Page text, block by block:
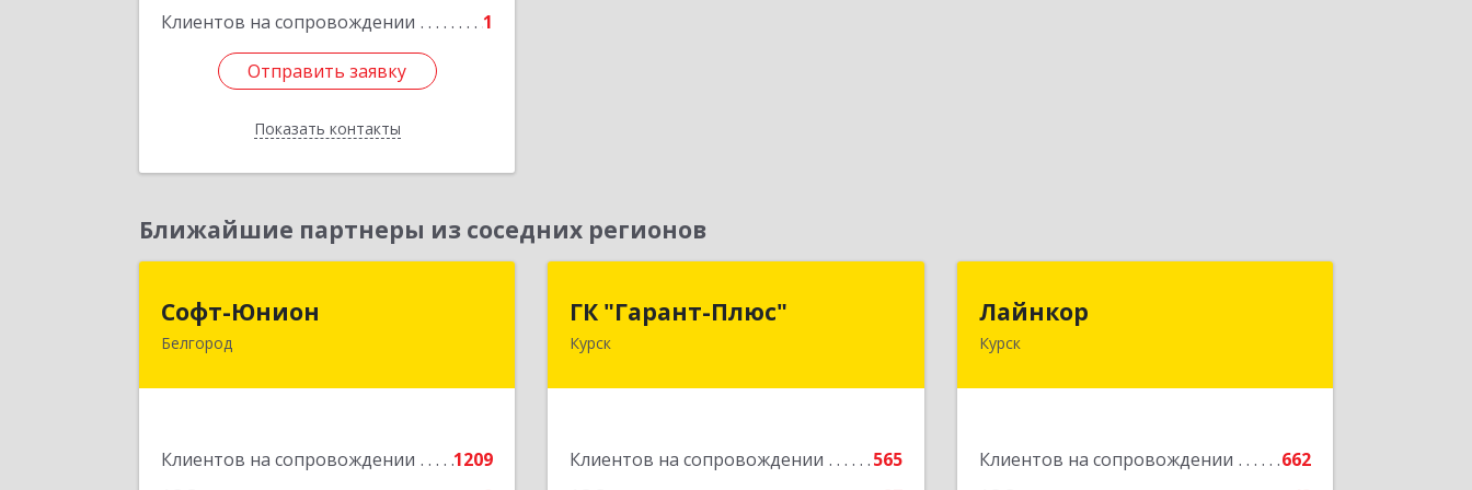
Клиентов на сопровождении 1
Отправить заявку
Показать контакты
Отправить заявку
Назад
Ближайшие партнеры из соседних регионов
Софт-Юнион
Белгород
Клиентов на сопровождении
1209
308014, Белгородская обл, Белгород г,
ГК "Гарант-Плюс"
Курск
Клиентов на сопровождении
565
Лайнкор
Курск
Клиентов на сопровождении
662
305021, Курская обл, Курск г, Победы